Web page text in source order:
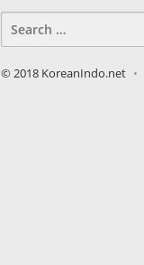
for:
© 2018 KoreanIndo.net